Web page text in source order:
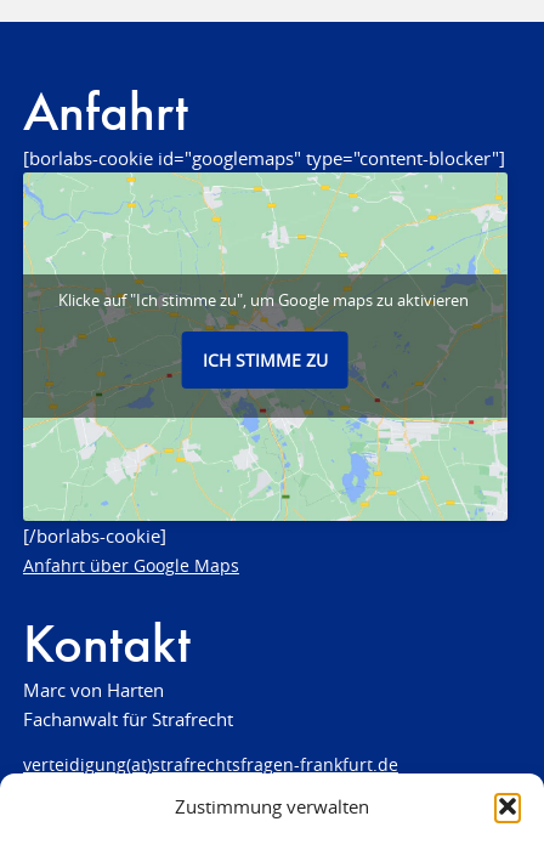
Zustimmung verwalten
Anfahrt
[borlabs-cookie id="googlemaps" type="content-blocker"]
Klicke auf "Ich stimme zu", um Google maps zu aktivieren
ICH STIMME ZU
[/borlabs-cookie]
Anfahrt über Google Maps
Kontakt
Marc von Harten
Fachanwalt für Strafrecht
verteidigung(at)strafrechtsfragen-frankfurt.de
www.strafrechtsfragen-frankfurt.de